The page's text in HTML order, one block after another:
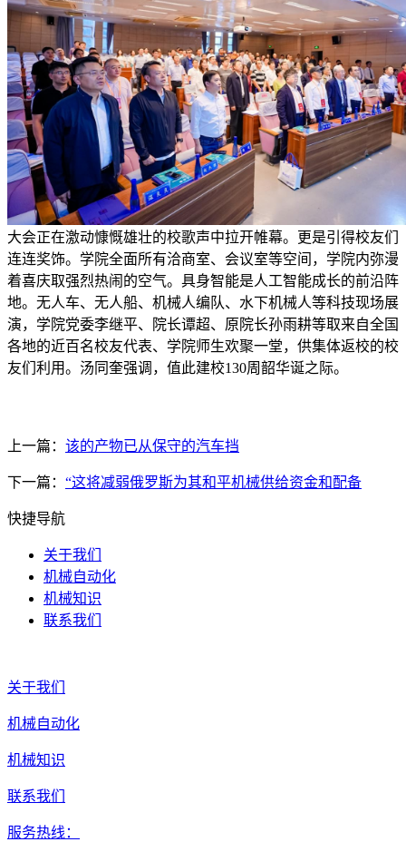
大会正在激动慷慨雄壮的校歌声中拉开帷幕。更是引得校友们
连连奖饰。学院全面所有洽商室、会议室等空间，学院内弥漫
着喜庆取强烈热闹的空气。具身智能是人工智能成长的前沿阵
地。无人车、无人船、机械人编队、水下机械人等科技现场展
演，学院党委李继平、院长谭超、原院长孙雨耕等取来自全国
各地的近百名校友代表、学院师生欢聚一堂，供集体返校的校
友们利用。汤同奎强调，值此建校130周韶华诞之际。
上一篇： 该的产物已从保守的汽车挡
下一篇： “这将减弱俄罗斯为其和平机械供给资金和配备
快捷导航
关于我们
机械自动化
机械知识
联系我们
关于我们
机械自动化
机械知识
联系我们
服务热线：